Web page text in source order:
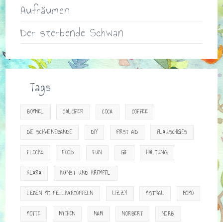
Aufräumen
Der sterbende Schwan
Tags
BOMMEL CALCIFER COCA COFFEE
DIE SCHWEINEBANDE DIY FIRST AID FLAUSCHIGES
FLOCKE FOOD FUN GIF HALTUNG
KLARA KUNST UND KREMPEL
LEBEN MIT FELLKARTOFFELN LIZZY MISTRAL MOMO
MOTTE MYTHEN NAMI NORBERT NORBI